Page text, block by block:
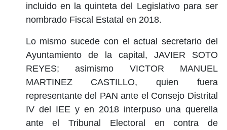
incluido en la quinteta del Legislativo para ser
nombrado Fiscal Estatal en 2018.
Lo mismo sucede con el actual secretario del
Ayuntamiento de la capital, JAVIER SOTO
REYES; asimismo VICTOR MANUEL
MARTINEZ CASTILLO, quien fuera
representante del PAN ante el Consejo Distrital
IV del IEE y en 2018 interpuso una querella
ante el Tribunal Electoral en contra de